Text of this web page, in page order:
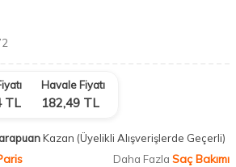
TL
Havale Fiyatı
182,49 TL
Kazan (Üyelikli Alışverişlerde Geçerli)
Daha Fazla Saç Bakımı